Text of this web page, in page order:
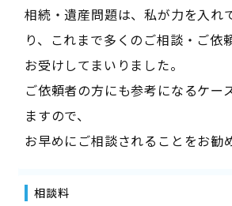
相続・遺産問題は、私が力を入れ
り、これまで多くのご相談・ご依
お受けしてまいりました。
ご依頼者の方にも参考になるケー
ますので、
お早めにご相談されることをお勧
相談料